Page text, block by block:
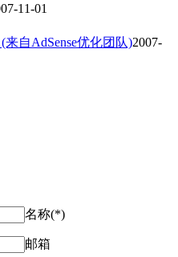
11-01
来自AdSense优化团队)2007-
名称(*)
邮箱